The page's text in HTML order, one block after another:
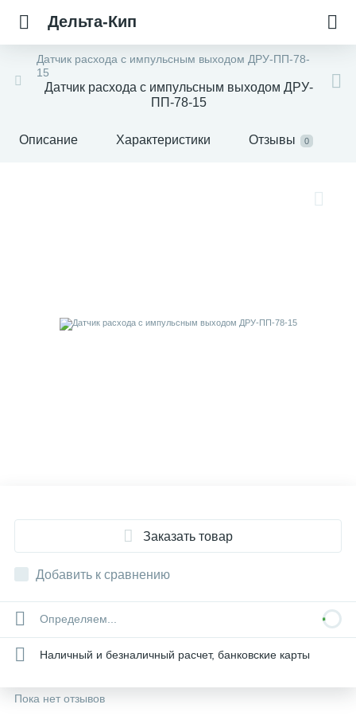
Дельта-Кип
Датчик расхода с импульсным выходом ДРУ-ПП-78-
15
Датчик расхода с импульсным выходом ДРУ-
ПП-78-15
Описание Характеристики Отзывы 0
Заказать товар
Добавить к сравнению
Определяем...
Наличный и безналичный расчет, банковские карты
Пока нет отзывов